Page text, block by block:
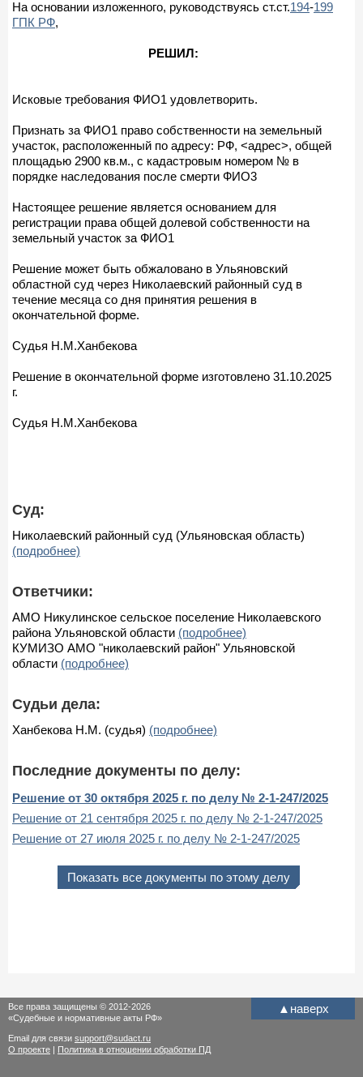
На основании изложенного, руководствуясь ст.ст.194-199
ГПК РФ,
РЕШИЛ:
Исковые требования ФИО1 удовлетворить.
Признать за ФИО1 право собственности на земельный
участок, расположенный по адресу: РФ, <адрес>, общей
площадью 2900 кв.м., с кадастровым номером № в
порядке наследования после смерти ФИО3
Настоящее решение является основанием для
регистрации права общей долевой собственности на
земельный участок за ФИО1
Решение может быть обжаловано в Ульяновский
областной суд через Николаевский районный суд в
течение месяца со дня принятия решения в
окончательной форме.
Судья Н.М.Ханбекова
Решение в окончательной форме изготовлено 31.10.2025
г.
Судья Н.М.Ханбекова
Суд:
Николаевский районный суд (Ульяновская область)
(подробнее)
Ответчики:
АМО Никулинское сельское поселение Николаевского
района Ульяновской области (подробнее)
КУМИЗО АМО "николаевский район" Ульяновской
области (подробнее)
Судьи дела:
Ханбекова Н.М. (судья) (подробнее)
Последние документы по делу:
Решение от 30 октября 2025 г. по делу № 2-1-247/2025
Решение от 21 сентября 2025 г. по делу № 2-1-247/2025
Решение от 27 июля 2025 г. по делу № 2-1-247/2025
Показать все документы по этому делу
▲ наверх
Все права защищены © 2012-2026
«Судебные и нормативные акты РФ»
Email для связи support@sudact.ru
О проекте | Политика в отношении обработки ПД